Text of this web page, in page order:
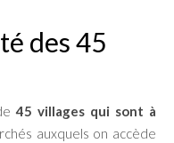
des 45
45 villages qui sont à
auxquels on accède